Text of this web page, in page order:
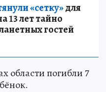
«сетку»для
13 лет тайно
гостей
области погибли 7